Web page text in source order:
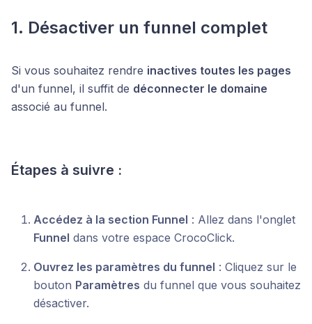
1. Désactiver un funnel complet
Si vous souhaitez rendre inactives toutes les pages
d'un funnel, il suffit de déconnecter le domaine
associé au funnel.
Étapes à suivre :
Accédez à la section Funnel : Allez dans l'onglet
Funnel dans votre espace CrocoClick.
Ouvrez les paramètres du funnel : Cliquez sur le
bouton Paramètres du funnel que vous souhaitez
désactiver.